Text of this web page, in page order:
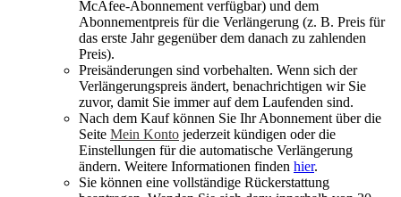
McAfee-Abonnement verfügbar) und dem
Abonnementpreis für die Verlängerung (z. B. Preis für
das erste Jahr gegenüber dem danach zu zahlenden
Preis).
Preisänderungen sind vorbehalten. Wenn sich der
Verlängerungspreis ändert, benachrichtigen wir Sie
zuvor, damit Sie immer auf dem Laufenden sind.
Nach dem Kauf können Sie Ihr Abonnement über die
Seite Mein Konto jederzeit kündigen oder die
Einstellungen für die automatische Verlängerung
ändern. Weitere Informationen finden hier.
Sie können eine vollständige Rückerstattung